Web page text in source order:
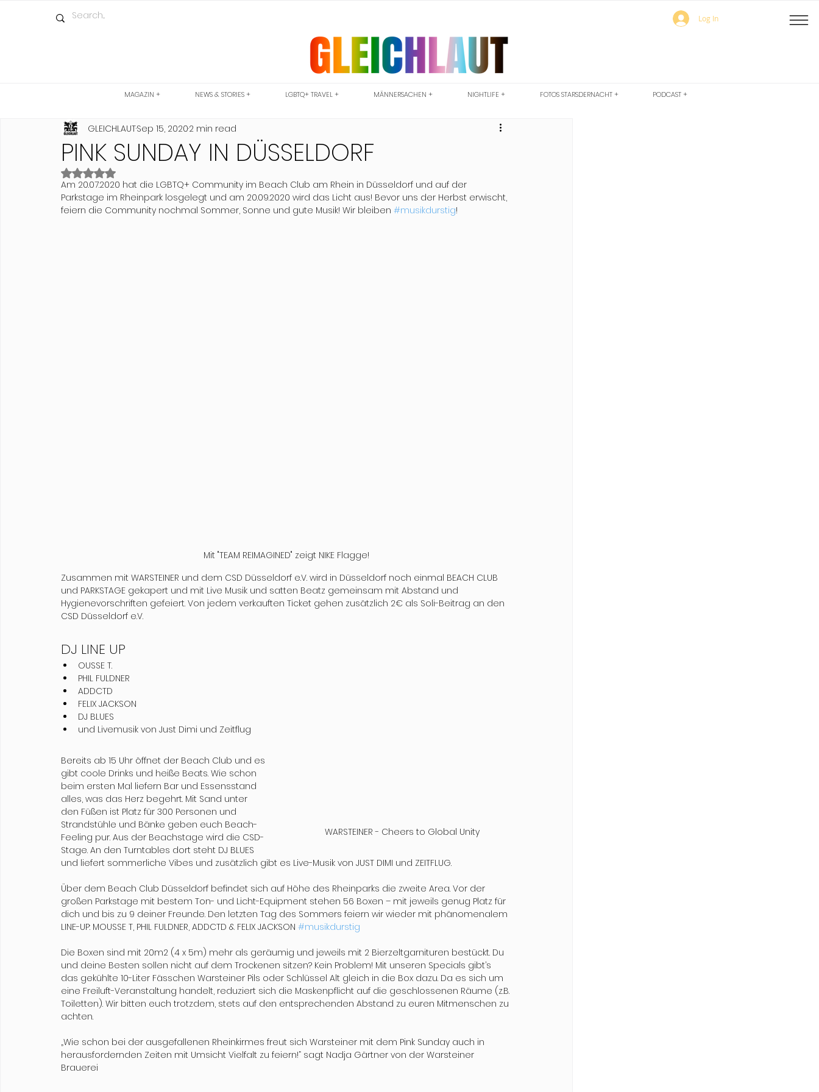
Log In
MAGAZIN + NEWS & STORIES + LGBTQ+ TRAVEL + MÄNNERSACHEN + NIGHTLIFE + FOTOS STARSDERNACHT + PODCAST +
PINK SUNDAY IN DÜSSELDORF
GLEICHLAUTSep 15, 20202 min read
Rated NaN out of 5 stars.
Am 20.07.2020 hat die LGBTQ+ Community im Beach Club am Rhein in Düsseldorf und auf der
Parkstage im Rheinpark losgelegt und am 20.09.2020 wird das Licht aus! Bevor uns der Herbst erwischt,
feiern die Community nochmal Sommer, Sonne und gute Musik! Wir bleiben #musikdurstig!
Mit "TEAM REIMAGINED" zeigt NIKE Flagge!
Zusammen mit WARSTEINER und dem CSD Düsseldorf e.V. wird in Düsseldorf noch einmal BEACH CLUB
und PARKSTAGE gekapert und mit Live Musik und satten Beatz gemeinsam mit Abstand und
Hygienevorschriften gefeiert. Von jedem verkauften Ticket gehen zusätzlich 2€ als Soli-Beitrag an den
CSD Düsseldorf e.V.
DJ LINE UP
WARSTEINER - Cheers to Global Unity
OUSSE T.
PHIL FULDNER
ADDCTD
FELIX JACKSON
DJ BLUES
und Livemusik von Just Dimi und Zeitflug
Bereits ab 15 Uhr öffnet der Beach Club und es
gibt coole Drinks und heiße Beats. Wie schon
beim ersten Mal liefern Bar und Essensstand
alles, was das Herz begehrt. Mit Sand unter
den Füßen ist Platz für 300 Personen und
Strandstühle und Bänke geben euch Beach-
Feeling pur. Aus der Beachstage wird die CSD-
Stage. An den Turntables dort steht DJ BLUES
und liefert sommerliche Vibes und zusätzlich gibt es Live-Musik von JUST DIMI und ZEITFLUG.
Über dem Beach Club Düsseldorf befindet sich auf Höhe des Rheinparks die zweite Area. Vor der
großen Parkstage mit bestem Ton- und Licht-Equipment stehen 56 Boxen – mit jeweils genug Platz für
dich und bis zu 9 deiner Freunde. Den letzten Tag des Sommers feiern wir wieder mit phänomenalem
LINE-UP: MOUSSE T, PHIL FULDNER, ADDCTD & FELIX JACKSON #musikdurstig
Die Boxen sind mit 20m2 (4 x 5m) mehr als geräumig und jeweils mit 2 Bierzeltgarnituren bestückt. Du
und deine Besten sollen nicht auf dem Trockenen sitzen? Kein Problem! Mit unseren Specials gibt’s
das gekühlte 10-Liter Fässchen Warsteiner Pils oder Schlüssel Alt gleich in die Box dazu. Da es sich um
eine Freiluft-Veranstaltung handelt, reduziert sich die Maskenpflicht auf die geschlossenen Räume (z.B.
Toiletten). Wir bitten euch trotzdem, stets auf den entsprechenden Abstand zu euren Mitmenschen zu
achten.
„Wie schon bei der ausgefallenen Rheinkirmes freut sich Warsteiner mit dem Pink Sunday auch in
herausfordernden Zeiten mit Umsicht Vielfalt zu feiern!“ sagt Nadja Gärtner von der Warsteiner
Brauerei